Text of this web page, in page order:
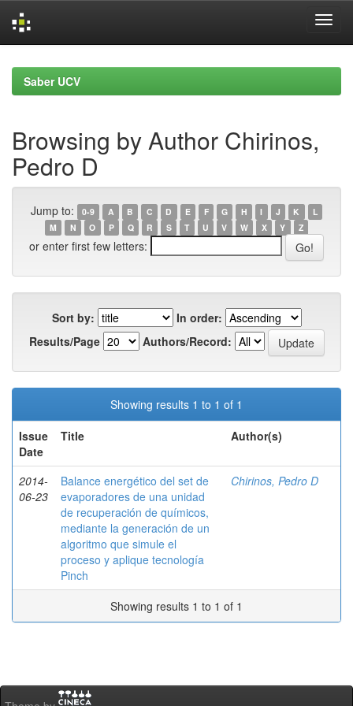
navigationSaber UCV
Browsing by Author Chirinos,
Pedro D
Jump to: 0-9 A B C D E F G H I J K
L
M
N O P Q R S T U V W X Y Z
or enter first few letters:
Sort by:
In order:
Results/Page
Authors/Record:
Showing results 1 to 1 of 1
Issue
Date
Title Author(s)
2014-
06-23
Balance energético del set de
evaporadores de una unidad
de recuperación de químicos,
mediante la generación de un
algoritmo que simule el
proceso y aplique tecnología
Pinch
Chirinos, Pedro D
Showing results 1 to 1 of 1